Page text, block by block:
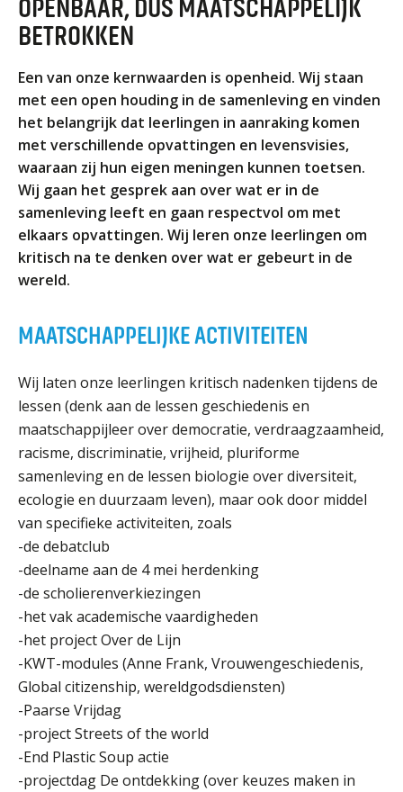
ORGANISATIE
Locaties
Missie en visie
Organisatie
Klachten en integriteit
GROEP 8
Kennismaking / Open dagen
Schoolgids
Begeleiding
Profielen vmbo
Projectklassen vmbo-tl, havo, vwo en tweetalig
Zoek de uitdaging
Welke opleidingen bieden we aan?
Taal en rekenen
Dyslexie
Wereldburgerschap
NIEUWS
VACATURES EN STAGEPLEKKEN
WELKOM
ZOEKEN ELO MAGISTER
BETROKKEN
Een van onze kernwaarden is openheid. Wij staan
met een open houding in de samenleving en vinden
het belangrijk dat leerlingen in aanraking komen
met verschillende opvattingen en levensvisies,
waaraan zij hun eigen meningen kunnen toetsen.
Wij gaan het gesprek aan over wat er in de
samenleving leeft en gaan respectvol om met
elkaars opvattingen. Wij leren onze leerlingen om
kritisch na te denken over wat er gebeurt in de
wereld.
MAATSCHAPPELIJKE ACTIVITEITEN
Wij laten onze leerlingen kritisch nadenken tijdens de
lessen (denk aan de lessen geschiedenis en
maatschappijleer over democratie, verdraagzaamheid,
racisme, discriminatie, vrijheid, pluriforme
samenleving en de lessen biologie over diversiteit,
ecologie en duurzaam leven), maar ook door middel
van specifieke activiteiten, zoals
-de debatclub
-deelname aan de 4 mei herdenking
-de scholierenverkiezingen
-het vak academische vaardigheden
-het project Over de Lijn
-KWT-modules (Anne Frank, Vrouwengeschiedenis,
Global citizenship, wereldgodsdiensten)
-Paarse Vrijdag
-project Streets of the world
-End Plastic Soup actie
-projectdag De ontdekking (over keuzes maken in